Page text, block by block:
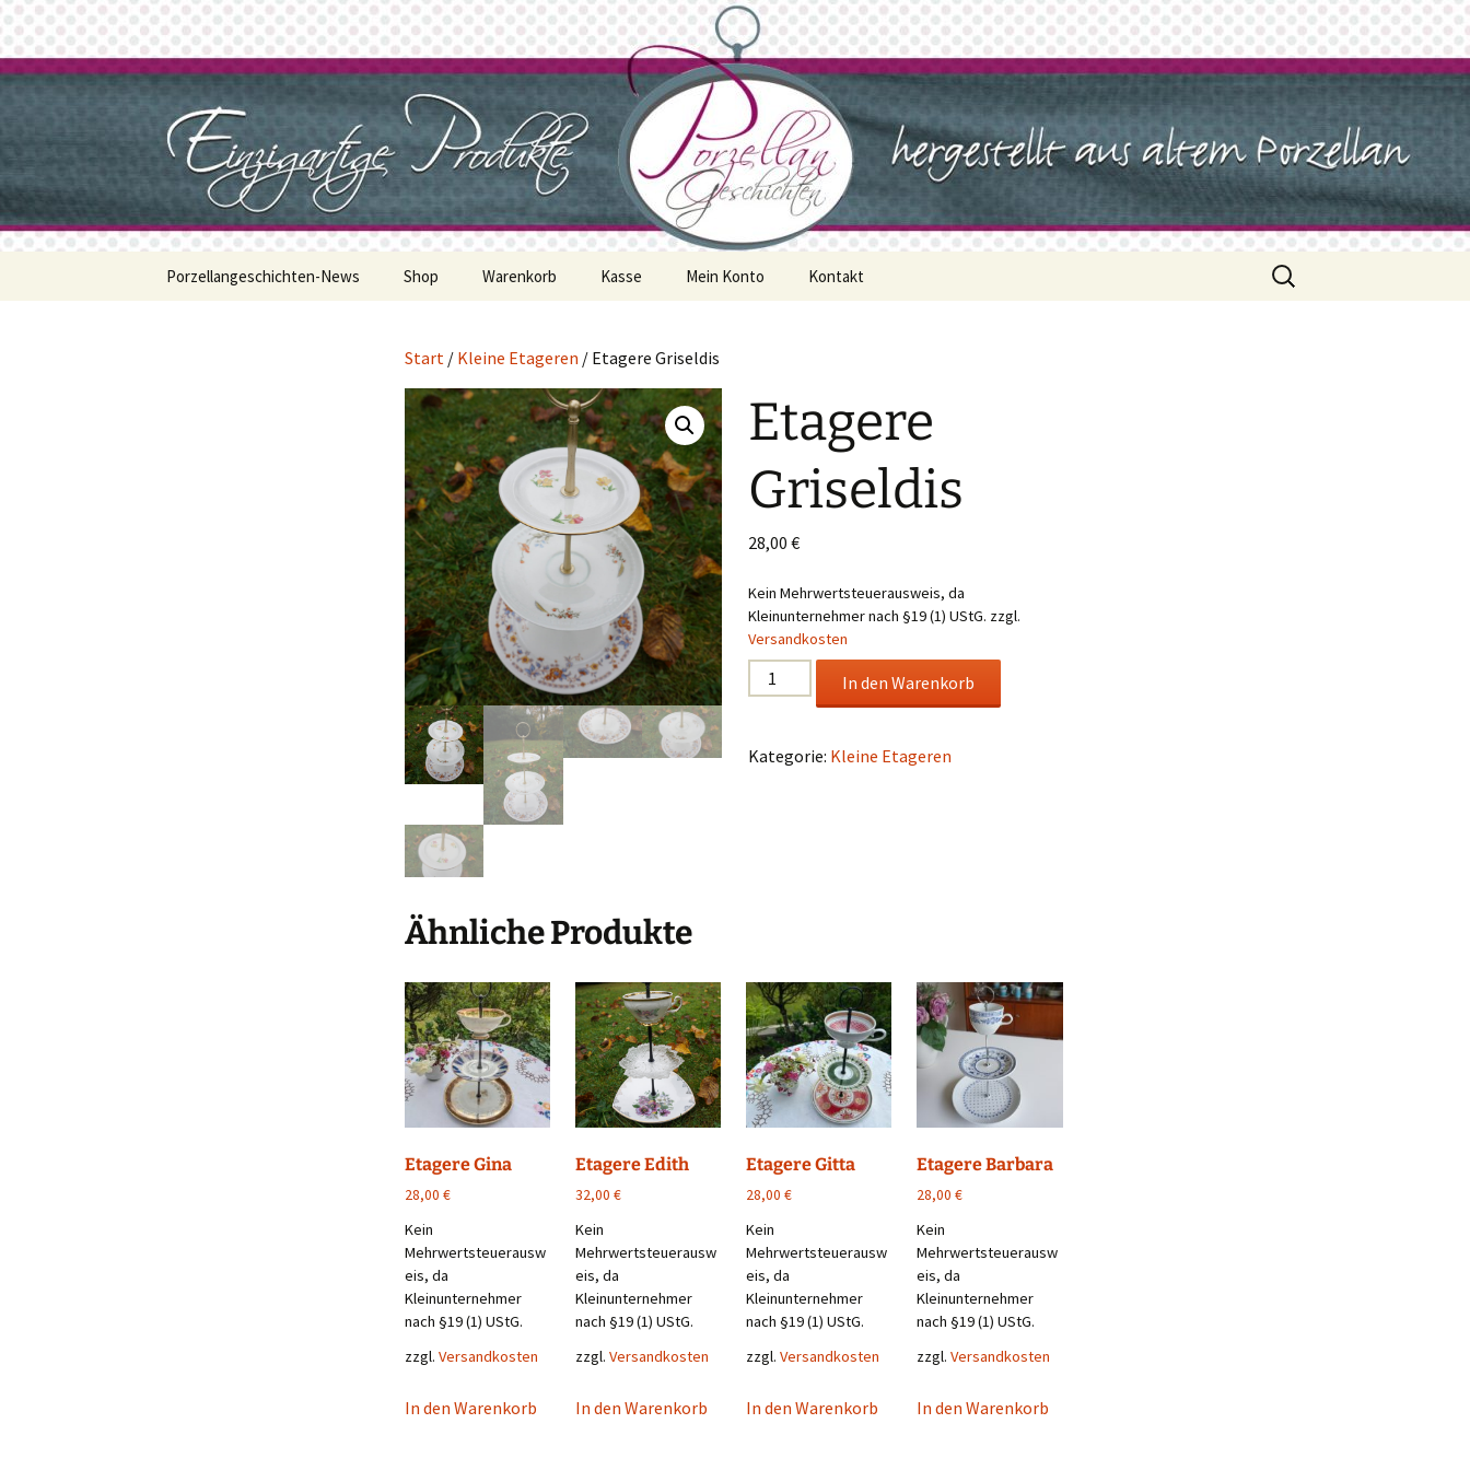
Zum
Inhalt
springen
Porzellangeschichten
Porzellangeschichten-News Shop Warenkorb Kasse Mein Konto Kontakt
Suchen
nach:
Start / Kleine Etageren / Etagere Griseldis
Etagere
Griseldis
28,00€
Kein Mehrwertsteuerausweis, da
Kleinunternehmer nach §19 (1) UStG. zzgl.
Versandkosten
Etagere
Griseldis
In den Warenkorb
Kategorie: Kleine Etageren
Ähnliche Produkte
Etagere Gina
28,00 €
Kein
Mehrwertsteuerausw
eis, da
Kleinunternehmer
nach §19 (1) UStG.
zzgl. Versandkosten
In den Warenkorb
Etagere Edith
32,00€
Kein
Mehrwertsteuerausw
eis, da
Kleinunternehmer
nach §19 (1) UStG.
zzgl.Versandkosten
In den Warenkorb
Etagere Gitta
28,00€
Kein
Mehrwertsteuerausw
eis, da
Kleinunternehmer
nach §19 (1) UStG.
zzgl.Versandkosten
In den Warenkorb
Etagere Barbara
28,00€
Kein
Mehrwertsteuerausw
eis, da
Kleinunternehmer
nach §19 (1) UStG.
zzgl.Versandkosten
In den Warenkorb